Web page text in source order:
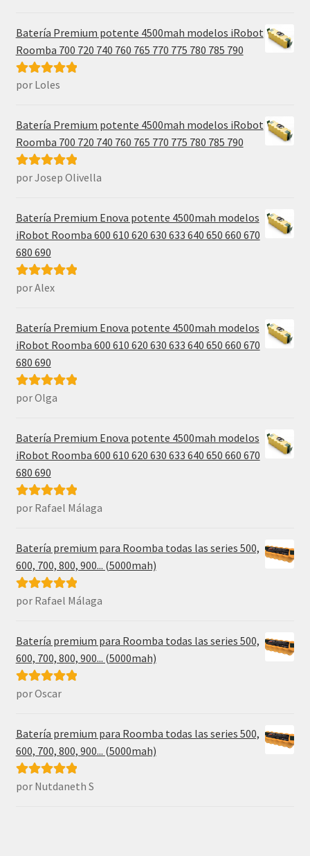
Batería Premium potente 4500mah modelos iRobot
Roomba 700 720 740 760 765 770 775 780 785 790
Valorado con
por Loles
Batería Premium potente 4500mah modelos iRobot
Roomba 700 720 740 760 765 770 775 780 785 790
Valorado con
por Josep Olivella
Batería Premium Enova potente 4500mah modelos
iRobot Roomba 600 610 620 630 633 640 650 660 670
680 690
Valorado con
por Alex
Batería Premium Enova potente 4500mah modelos
iRobot Roomba 600 610 620 630 633 640 650 660 670
680 690
Valorado con
por Olga
Batería Premium Enova potente 4500mah modelos
iRobot Roomba 600 610 620 630 633 640 650 660 670
680 690
Valorado con
por Rafael Málaga
Batería premium para Roomba todas las series 500,
600, 700, 800, 900... (5000mah)
Valorado con
por Rafael Málaga
Batería premium para Roomba todas las series 500,
600, 700, 800, 900... (5000mah)
Valorado con
por Oscar
Batería premium para Roomba todas las series 500,
600, 700, 800, 900... (5000mah)
Valorado con
por Nutdaneth S